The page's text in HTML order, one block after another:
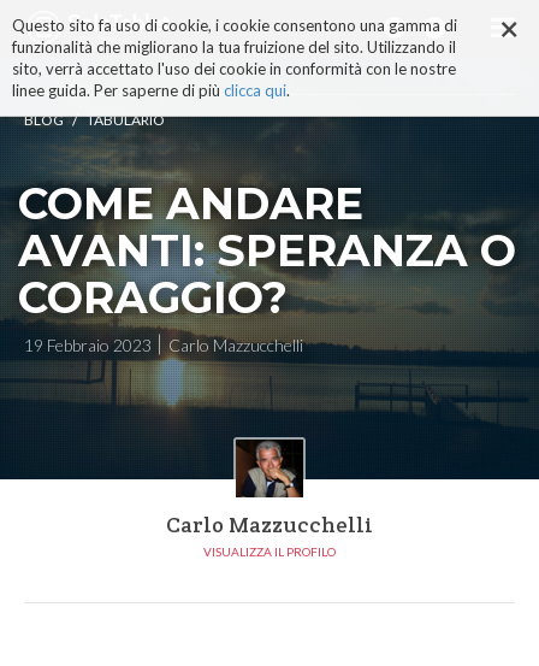
×
Questo sito fa uso di cookie, i cookie consentono una gamma di
funzionalità che migliorano la tua fruizione del sito. Utilizzando il
sito, verrà accettato l'uso dei cookie in conformità con le nostre
linee guida. Per saperne di più clicca qui.
ai
contenuti.
|
BLOG / TABULARIO
COME ANDARE
AVANTI: SPERANZA O
CORAGGIO?
19 Febbraio 2023 Carlo Mazzucchelli
Carlo Mazzucchelli
VISUALIZZA IL PROFILO